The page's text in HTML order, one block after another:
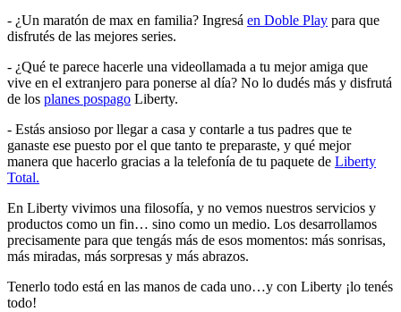
- ¿Un maratón de max en familia? Ingresá en Doble Play para que
disfrutés de las mejores series.
- ¿Qué te parece hacerle una videollamada a tu mejor amiga que
vive en el extranjero para ponerse al día? No lo dudés más y disfrutá
de los planes pospago Liberty.
- Estás ansioso por llegar a casa y contarle a tus padres que te
ganaste ese puesto por el que tanto te preparaste, y qué mejor
manera que hacerlo gracias a la telefonía de tu paquete de Liberty
Total.
En Liberty vivimos una filosofía, y no vemos nuestros servicios y
productos como un fin… sino como un medio. Los desarrollamos
precisamente para que tengás más de esos momentos: más sonrisas,
más miradas, más sorpresas y más abrazos.
Tenerlo todo está en las manos de cada uno…y con Liberty ¡lo tenés
todo!